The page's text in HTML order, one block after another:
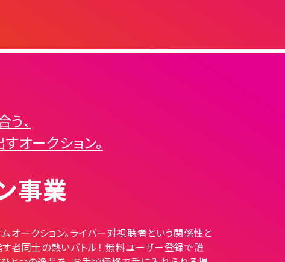
、
オークション。
事業
オークション。ライバー対視聴者という関係性と
者同士の熱いバトル！ 無料ユーザー登録で誰